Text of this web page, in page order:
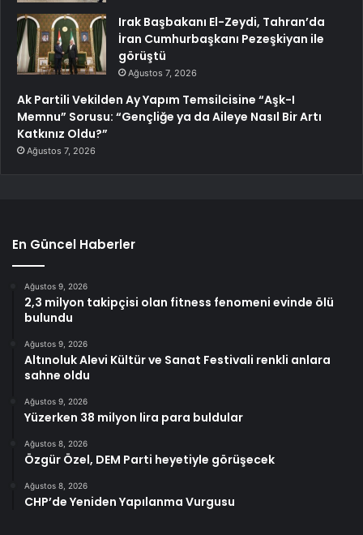
Irak Başbakanı El-Zeydi, Tahran’da
İran Cumhurbaşkanı Pezeşkiyan ile
görüştü
Ağustos 7, 2026
Ak Partili Vekilden Ay Yapım Temsilcisine “Aşk-I
Memnu” Sorusu: “Gençliğe ya da Aileye Nasıl Bir Artı
Katkınız Oldu?”
Ağustos 7, 2026
En Güncel Haberler
Ağustos 9, 2026
2,3 milyon takipçisi olan fitness fenomeni evinde ölü
bulundu
Ağustos 9, 2026
Altınoluk Alevi Kültür ve Sanat Festivali renkli anlara
sahne oldu
Ağustos 9, 2026
Yüzerken 38 milyon lira para buldular
Ağustos 8, 2026
Özgür Özel, DEM Parti heyetiyle görüşecek
Ağustos 8, 2026
CHP’de Yeniden Yapılanma Vurgusu